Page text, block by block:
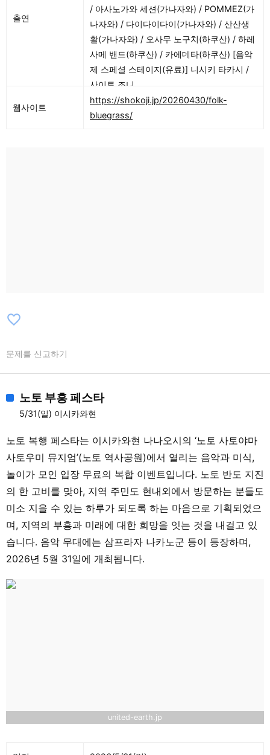
출연
/ 아사노가와 세션(가나자와) / POMMEZ(가
나자와) / 다이다이다이(가나자와) / 산산생
활(가나자와) / 오사무 노구치(하쿠산) / 하레
사메 밴드(하쿠산) / 카에데타(하쿠산) [음악
제 스페셜 스테이지(유료)] 니시키 타카시 /
사이토 조니
웹사이트
https://shokoji.jp/20260430/folk-
bluegrass/
favorite_border
문제를 신고하기
노토 부흥 페스타
5/31(일) 이시카와현
노토 복행 페스타는 이시카와현 나나오시의 ‘노토 사토야마
사토우미 뮤지엄’(노토 역사공원)에서 열리는 음악과 미식,
놀이가 모인 입장 무료의 복합 이벤트입니다. 노토 반도 지진
의 한 고비를 맞아, 지역 주민도 현내외에서 방문하는 분들도
미소 지을 수 있는 하루가 되도록 하는 마음으로 기획되었으
며, 지역의 부흥과 미래에 대한 희망을 잇는 것을 내걸고 있
습니다. 음악 무대에는 삼프라자 나카노군 등이 등장하며,
2026년 5월 31일에 개최됩니다.
united-earth.jp